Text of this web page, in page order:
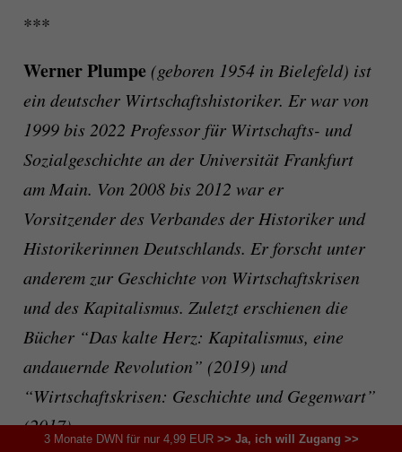
***
Werner Plumpe(geboren 1954 in Bielefeld) ist
ein deutscher Wirtschaftshistoriker. Er war von
1999 bis 2022 Professor für Wirtschafts- und
Sozialgeschichte an der Universität Frankfurt
am Main. Von 2008 bis 2012 war er
Vorsitzender des Verbandes der Historiker und
Historikerinnen Deutschlands. Er forscht unter
anderem zur Geschichte von Wirtschaftskrisen
und des Kapitalismus. Zuletzt erschienen die
Bücher “Das kalte Herz: Kapitalismus, eine
andauernde Revolution” (2019) und
“Wirtschaftskrisen: Geschichte und Gegenwart”
(2017).
3 Monate DWN für nur 4,99 EUR>> Ja, ich will Zugang >>